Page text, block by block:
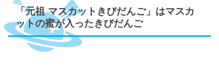
「元祖 マスカットきびだんご」はマスカ
ットの蜜が入ったきびだんご